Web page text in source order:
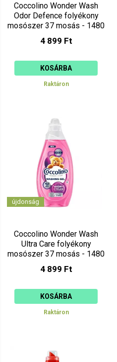
Coccolino Wonder Wash
Odor Defence folyékony
mosószer 37 mosás - 1480
4 899 Ft
KOSÁRBA
Raktáron
újdonság
Coccolino Wonder Wash
Ultra Care folyékony
mosószer 37 mosás - 1480
ml
4 899 Ft
KOSÁRBA
Raktáron